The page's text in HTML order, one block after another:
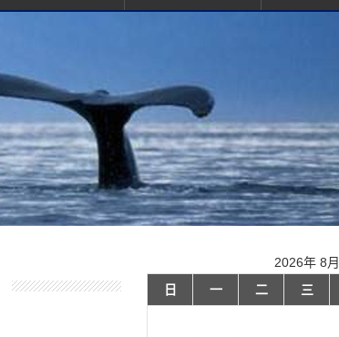
2026年 8月
日
一 二 三